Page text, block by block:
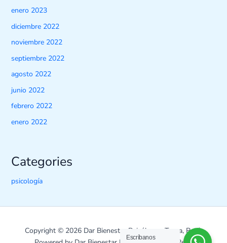
enero 2023
diciembre 2022
noviembre 2022
septiembre 2022
agosto 2022
junio 2022
febrero 2022
enero 2022
Categories
psicología
Copyright © 2026 Dar Bienestar Psicólogos Tacna, Perú.
Escríbanos